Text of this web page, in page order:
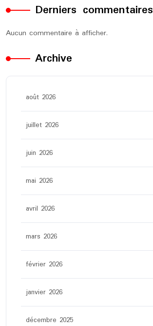
Derniers commentaires
Aucun commentaire à afficher.
Archive
août 2026
juillet 2026
juin 2026
mai 2026
avril 2026
mars 2026
février 2026
janvier 2026
décembre 2025